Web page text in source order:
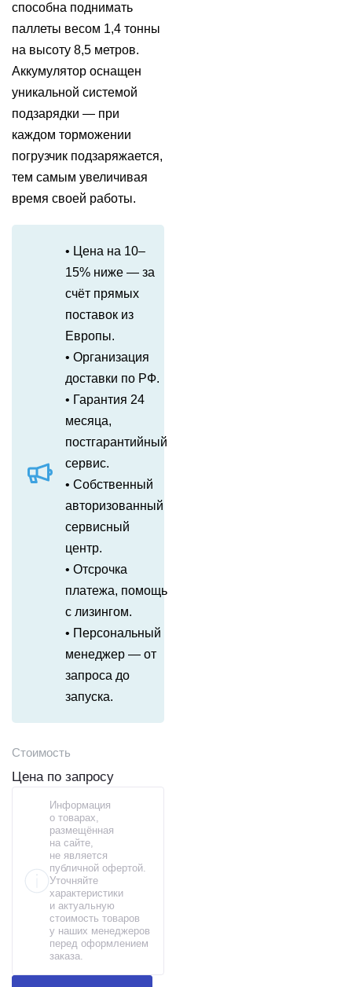
способна поднимать
паллеты весом 1,4 тонны
на высоту 8,5 метров.
Аккумулятор оснащен
уникальной системой
подзарядки — при
каждом торможении
погрузчик подзаряжается,
тем самым увеличивая
время своей работы.
• Цена на 10–
15% ниже — за
счёт прямых
поставок из
Европы.
• Организация
доставки по РФ.
• Гарантия 24
месяца,
постгарантийный
сервис.
• Собственный
авторизованный
сервисный
центр.
• Отсрочка
платежа, помощь
с лизингом.
• Персональный
менеджер — от
запроса до
запуска.
Стоимость
Цена по запросу
Информация
о товарах,
размещённая
на сайте,
не является
публичной офертой.
Уточняйте
характеристики
и актуальную
стоимость товаров
у наших менеджеров
перед оформлением
заказа.